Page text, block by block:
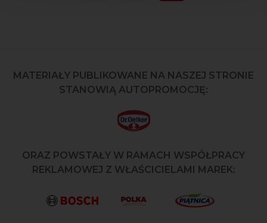
MATERIAŁY PUBLIKOWANE NA NASZEJ STRONIE
STANOWIĄ AUTOPROMOCJĘ:
ORAZ POWSTAŁY W RAMACH WSPÓŁPRACY
REKLAMOWEJ Z WŁAŚCICIELAMI MAREK: